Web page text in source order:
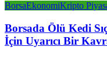
BorsaEkonomiKripto
Borsada Ölü Kedi
İçin Uyarıcı Bir